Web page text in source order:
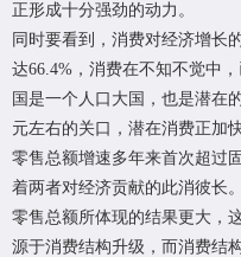
正形成十分强劲的动力。
同时要看到，消费对经济增长
达66.4%，消费在不知不觉中
国是一个人口大国，也是潜在
元左右的关口，潜在消费正加
零售总额增速多年来首次超过
着两者对经济贡献的此消彼长
零售总额所体现的结果更大，
源于消费结构升级，而消费结